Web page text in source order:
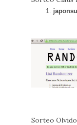
Sorteo